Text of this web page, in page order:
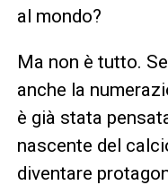
al mondo?
Ma non è tutto.
anche la
è già stata
nascente del
diventare